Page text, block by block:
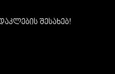
შესახებ!